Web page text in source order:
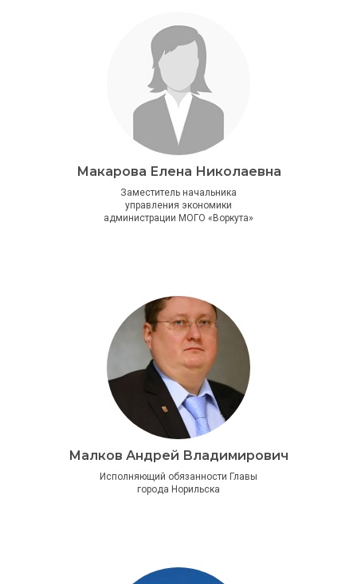
Макарова Елена Николаевна
Заместитель начальника
управления экономики
администрации МОГО «Воркута»
Малков Андрей Владимирович
Исполняющий обязанности Главы
города Норильска